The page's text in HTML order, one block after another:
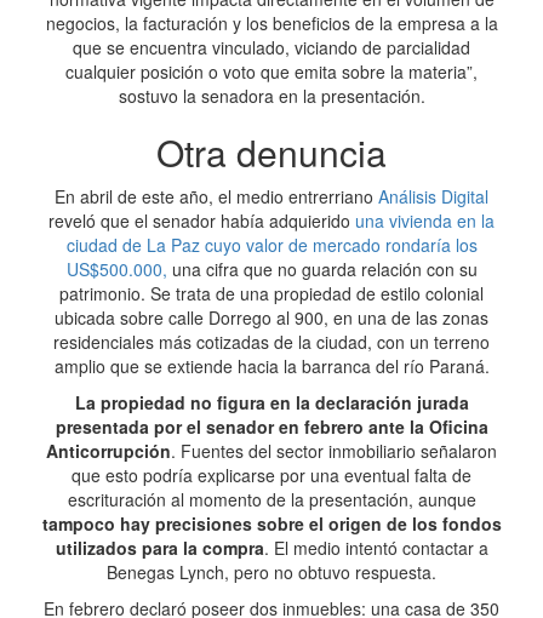
negocios, la facturación y los beneficios de la empresa a la
que se encuentra vinculado, viciando de parcialidad
cualquier posición o voto que emita sobre la materia”,
sostuvo la senadora en la presentación.
Otra denuncia
En abril de este año, el medio entrerriano Análisis Digital
reveló que el senador había adquierido una vivienda en la
ciudad de La Paz cuyo valor de mercado rondaría los
US$500.000, una cifra que no guarda relación con su
patrimonio. Se trata de una propiedad de estilo colonial
ubicada sobre calle Dorrego al 900, en una de las zonas
residenciales más cotizadas de la ciudad, con un terreno
amplio que se extiende hacia la barranca del río Paraná.
La propiedad no figura en la declaración jurada
presentada por el senador en febrero ante la Oficina
Anticorrupción. Fuentes del sector inmobiliario señalaron
que esto podría explicarse por una eventual falta de
escrituración al momento de la presentación, aunque
tampoco hay precisiones sobre el origen de los fondos
utilizados para la compra. El medio intentó contactar a
Benegas Lynch, pero no obtuvo respuesta.
En febrero declaró poseer dos inmuebles: una casa de 350